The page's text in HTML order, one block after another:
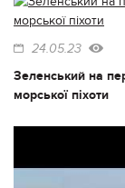
24.05.23
Зеленський на
морської піхоти